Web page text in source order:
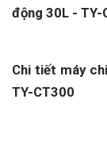
động 30L - TY-
Chi tiết máy
TY-CT300